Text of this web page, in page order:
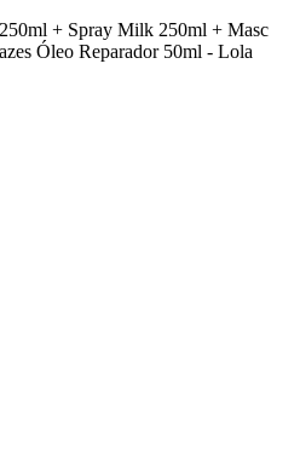
+ Spray Milk 250ml + Masc
Óleo Reparador 50ml - Lola